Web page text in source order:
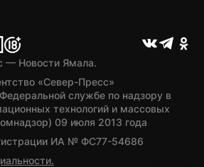
— Новости Ямала.
«Север-Пресс»
службе по надзору в
технологий и массовых
09 июля 2013 года
ИА № ФС77-54686